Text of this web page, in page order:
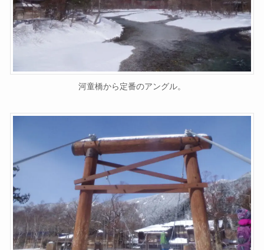
河童橋から定番のアングル。